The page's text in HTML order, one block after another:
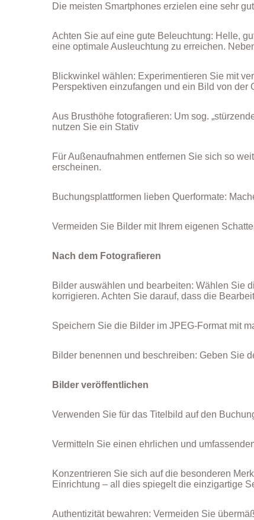
Die meisten Smartphones erzielen eine sehr
Achten Sie auf eine gute Beleuchtung: Helle,
eine optimale Ausleuchtung zu erreichen.
Blickwinkel wählen: Experimentieren Sie mit
Perspektiven einzufangen und ein Bild von der
Aus Brusthöhe fotografieren: Um sog.
nutzen Sie ein Stativ
Für Außenaufnahmen entfernen Sie sich so
erscheinen.
Buchungsplattformen lieben Querformate:
Vermeiden Sie Bilder mit Ihrem eigenen
Nach dem Fotografieren
Bilder auswählen und bearbeiten: Wählen Sie
korrigieren. Achten Sie darauf, dass die
Speichern Sie die Bilder im JPEG-Format mit
Bilder benennen und beschreiben: Geben Sie
Bilder veröffentlichen
Verwenden Sie für das Titelbild auf den
Vermitteln Sie einen ehrlichen und
Konzentrieren Sie sich auf die besonderen
Einrichtung – all dies spiegelt die einzigartige
Authentizität bewahren: Vermeiden Sie